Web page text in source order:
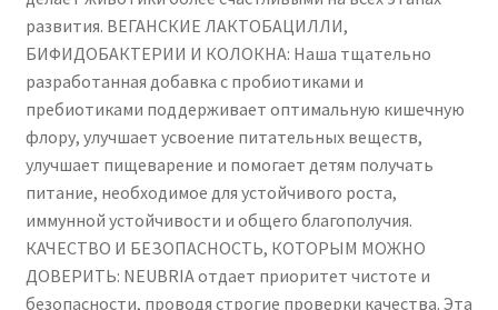
CFU
Lactobacillus,
Bifidobacterium
&
Fibres
for
Babies
&
Kids
–
UK
развития. ВЕГАНСКИЕ ЛАКТОБАЦИЛЛИ,
БИФИДОБАКТЕРИИ И КОЛОКНА: Наша тщательно
разработанная добавка с пробиотиками и
пребиотиками поддерживает оптимальную кишечную
флору, улучшает усвоение питательных веществ,
улучшает пищеварение и помогает детям получать
питание, необходимое для устойчивого роста,
иммунной устойчивости и общего благополучия.
КАЧЕСТВО И БЕЗОПАСНОСТЬ, КОТОРЫМ МОЖНО
ДОВЕРИТЬ: NEUBRIA отдает приоритет чистоте и
безопасности, проводя строгие проверки качества. Эта